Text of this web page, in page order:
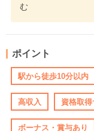
む
ポイント
駅から徒歩10分以内
高収入 資格取得
ボーナス・賞与あり